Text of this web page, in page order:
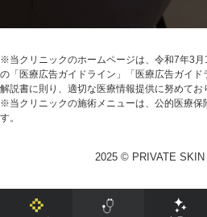
※当クリニックのホームページは、令和7年3
の「医療広告ガイドライン」「医療広告ガイド
解説書に則り、適切な医療情報提供に努めてお
※当クリニックの施術メニューは、公的医療保
す。
2025 © PRIVATE SKIN